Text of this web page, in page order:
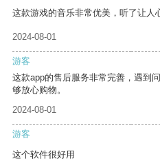
这款游戏的音乐非常优美，听了让人
2024-08-01
游客
这款app的售后服务非常完善，遇到
够放心购物。
2024-08-01
游客
这个软件很好用